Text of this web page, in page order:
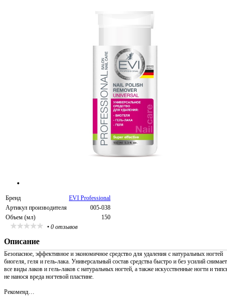
Бренд
EVI Professional
Артикул производителя
005-038
Объем (мл)
150
• 0 отзывов
Описание
Безопасное, эффективное и экономичное средство для удаления с натуральных ногтей
биогеля, геля и гель-лака. Универсальный состав средства быстро и без усилий снимает
все виды лаков и гель-лаков с натуральных ногтей, а также искусственные ногти и
не нанося вреда ногтевой пластине.
Рекоменд…